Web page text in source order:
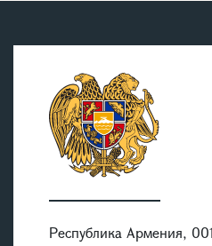
Республика Армения,